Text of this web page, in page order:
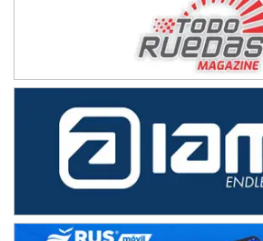
Ciudad de Avellaneda (Asfalto)
José Samuel Sánchez (Tierra)
Rufino (Santa Fe)
TUCUMANO - F5
Juan Navarro (Asfalto)
El Timbó (Tucumán)